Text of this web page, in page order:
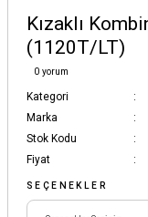
Kızaklı
(1120T/LT)
0 yorum
Kategori
Marka
Stok Kodu
Fiyat
SEÇENEKLER